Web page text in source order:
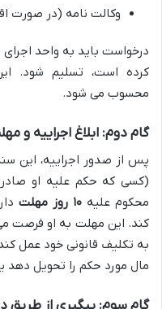
وکالت نامه (در صورت
درخواست باید به واحد
کرده است، تسلیم شود.
محسوب می شود.
گام دوم: ابلاغ اجراییه و
پس از صدور اجراییه، این
(کسی که حکم علیه او صادر
محکوم علیه ۱۰ روز مهلت
کند. این مهلت به او فرصت
به تکلیف قانونی خود عمل
مال مورد حکم را تحویل دهد